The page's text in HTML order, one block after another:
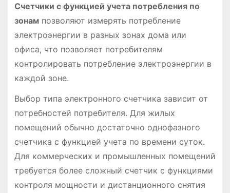
Счетчики с функцией учета потребления по
зонампозволяют измерять потребление
электроэнергии в разных зонах дома или
офиса, что позволяет потребителям
контролировать потребление электроэнергии в
каждой зоне.
Выбор типа электронного счетчика зависит от
потребностей потребителя. Для жилых
помещений обычно достаточно однофазного
счетчика с функцией учета по времени суток.
Для коммерческих и промышленных помещений
требуется более сложный счетчик с функциями
контроля мощности и дистанционного снятия